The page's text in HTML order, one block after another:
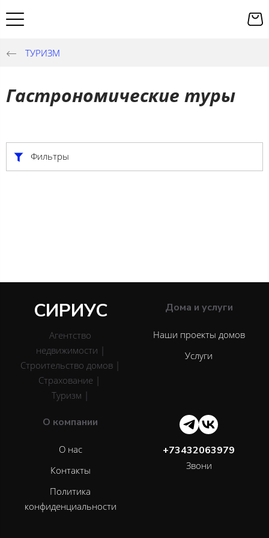
ТУРИЗМ
Гастрономические туры
Фильтры
СИРИУС
Агентство
недвижимости |
Строительство домов |
Страхование |
Туризм |
Дома и услуги
Наши проекты домов
Услуги
О компании
О нас
Контакты
Политика
конфиденциальности
+73432063979
Звони